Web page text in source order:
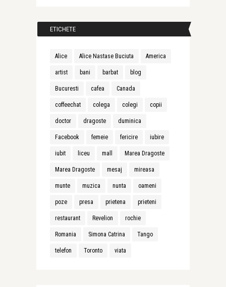
ETICHETE
Alice Alice Nastase Buciuta America
artist bani barbat blog
Bucuresti cafea Canada
coffeechat colega colegi copii
doctor dragoste duminica
Facebook femeie fericire iubire
iubit liceu mall Marea Dragoste
Marea Dragoste mesaj mireasa
munte muzica nunta oameni
poze presa prietena prieteni
restaurant Revelion rochie
Romania Simona Catrina Tango
telefon Toronto viata